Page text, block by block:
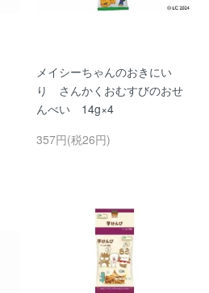
メイシーちゃんのおきにい
り さんかくおむすびのおせ
んべい 14g×4
357円(税26円)